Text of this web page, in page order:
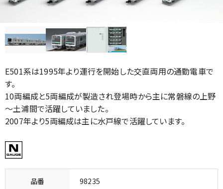
E501系は1995年より運行を開始した交直両用の通勤電車で
す。
10両編成と5両編成が製造され登場時から主に常磐線の上野
～土浦間で活躍していました。
2007年より5両編成は主に水戸線で活躍しています。
品番 98235